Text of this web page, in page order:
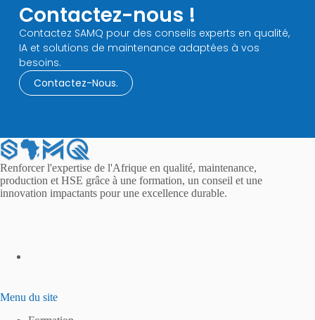
Contactez-nous !​
Contactez SAMQ pour des conseils experts en qualité,
IA et solutions de maintenance adaptées à vos
besoins.
Contactez-Nous.
Renforcer l'expertise de l'Afrique en qualité, maintenance,
production et HSE grâce à une formation, un conseil et une
innovation impactants pour une excellence durable.
Menu du site